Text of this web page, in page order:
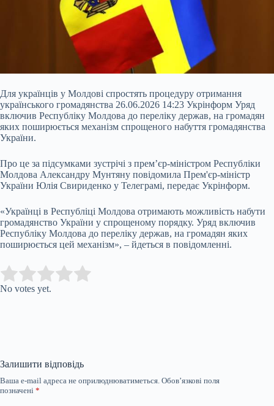
Для українців у Молдові спростять процедуру отримання
українського громадянства 26.06.2026 14:23 Укрінформ Уряд
включив Республіку Молдова до переліку держав, на громадян
яких поширюється механізм спрощеного набуття громадянства
України.
Про це за підсумками зустрічі з прем’єр-міністром Республіки
Молдова Александру Мунтяну повідомила Прем'єр-міністр
України Юлія Свириденко у Телеграмі, передає Укрінформ.
«Українці в Республіці Молдова отримають можливість набути
громадянство України у спрощеному порядку. Уряд включив
Республіку Молдова до переліку держав, на громадян яких
поширюється цей механізм», – йдеться в повідомленні.
Rate this item:
No votes yet.
Залишити відповідь
Ваша e-mail адреса не оприлюднюватиметься. Обов’язкові поля
позначені *